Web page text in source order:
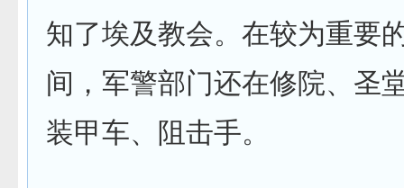
知了埃及教会。在较为重要
间，军警部门还在修院、圣
装甲车、阻击手。